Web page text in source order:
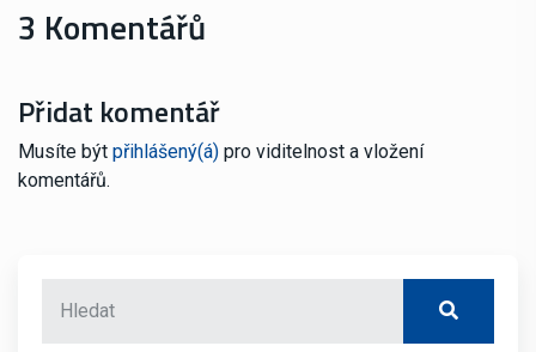
3 Komentářů
Přidat komentář
Musíte být přihlášený(á) pro viditelnost a vložení
komentářů.